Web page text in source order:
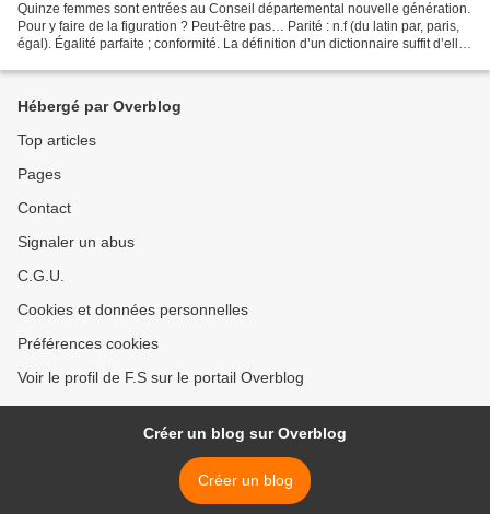
Quinze femmes sont entrées au Conseil départemental nouvelle génération.
Pour y faire de la figuration ? Peut-être pas… Parité : n.f (du latin par, paris,
égal). Égalité parfaite ; conformité. La définition d’un dictionnaire suffit d’elle-
Hébergé par Overblog
Top articles
Pages
Contact
Signaler un abus
C.G.U.
Cookies et données personnelles
Préférences cookies
Voir le profil de F.S sur le portail Overblog
Créer un blog sur Overblog
Créer un blog